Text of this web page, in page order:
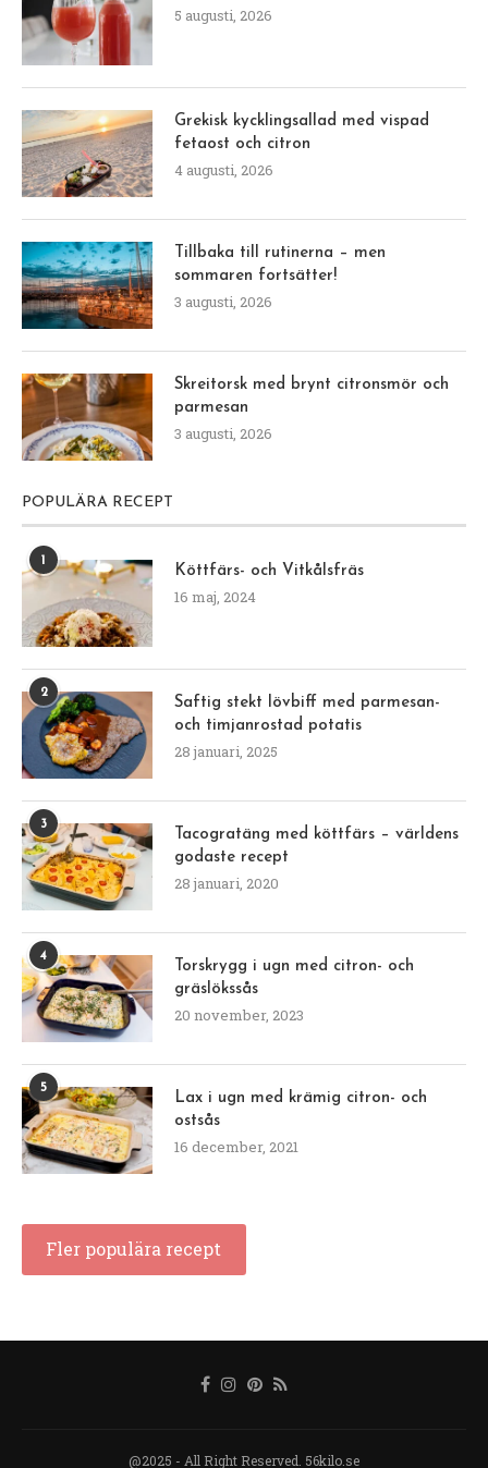
5 augusti, 2026
Grekisk kycklingsallad med vispad
fetaost och citron
4 augusti, 2026
Tillbaka till rutinerna – men
sommaren fortsätter!
3 augusti, 2026
Skreitorsk med brynt citronsmör och
parmesan
3 augusti, 2026
POPULÄRA RECEPT
Köttfärs- och Vitkålsfräs
16 maj, 2024
2
Saftig stekt lövbiff med parmesan-
och timjanrostad potatis
28 januari, 2025
3
Tacogratäng med köttfärs – världens
godaste recept
28 januari, 2020
4
Torskrygg i ugn med citron- och
gräslökssås
20 november, 2023
5
Lax i ugn med krämig citron- och
ostsås
16 december, 2021
Fler populära recept
@2025 - All Right Reserved. 56kilo.se